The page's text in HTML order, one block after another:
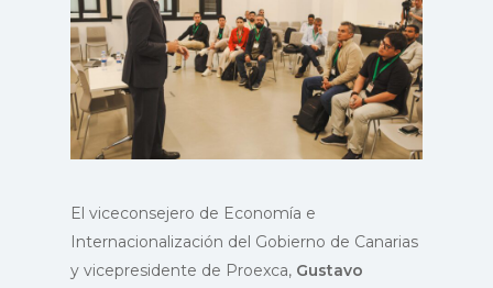
El viceconsejero de Economía e
Internacionalización del Gobierno de Canarias
y vicepresidente de Proexca, Gustavo